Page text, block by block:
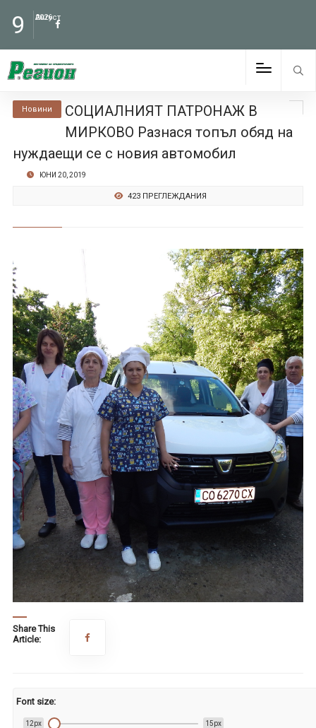
9 Август
2026
Новини
СОЦИАЛНИЯТ ПАТРОНАЖ В
МИРКОВО Разнася топъл обяд на
нуждаещи се с новия автомобил
ЮНИ 20, 2019
423 ПРЕГЛЕЖДАНИЯ
Share This
Article:
Font size:
12px 15px